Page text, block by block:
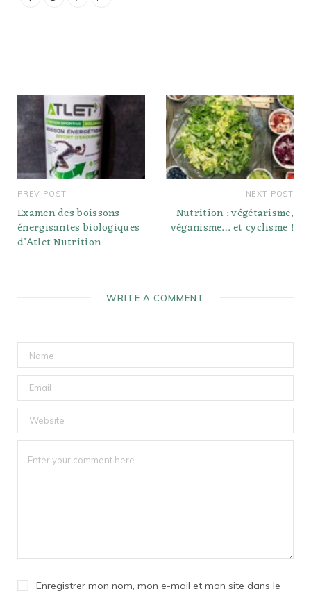
PREV POST
Examen des boissons
énergisantes biologiques
d’Atlet Nutrition
NEXT POST
Nutrition : végétarisme,
véganisme… et cyclisme !
WRITE A COMMENT
Enregistrer mon nom, mon e-mail et mon site dans le